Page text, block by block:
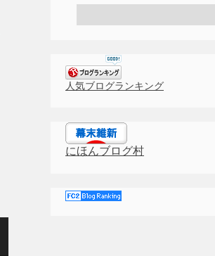
人気ブログランキング
にほんブログ村